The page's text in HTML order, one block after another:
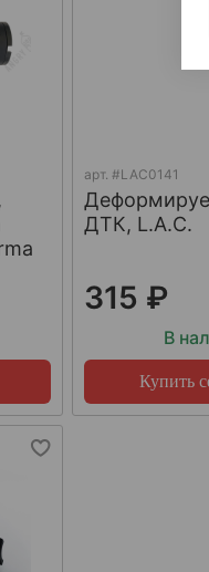
арт.#LAC0141
ДТК, L.A.C.
315 ₽
В
Купить